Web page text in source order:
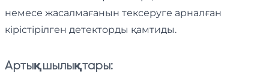
немесе жасалмағанын тексеруге арналған
кірістірілген детекторды қамтиды.
Артықшылықтары: